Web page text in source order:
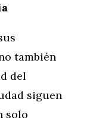
también
del
siguen
solo